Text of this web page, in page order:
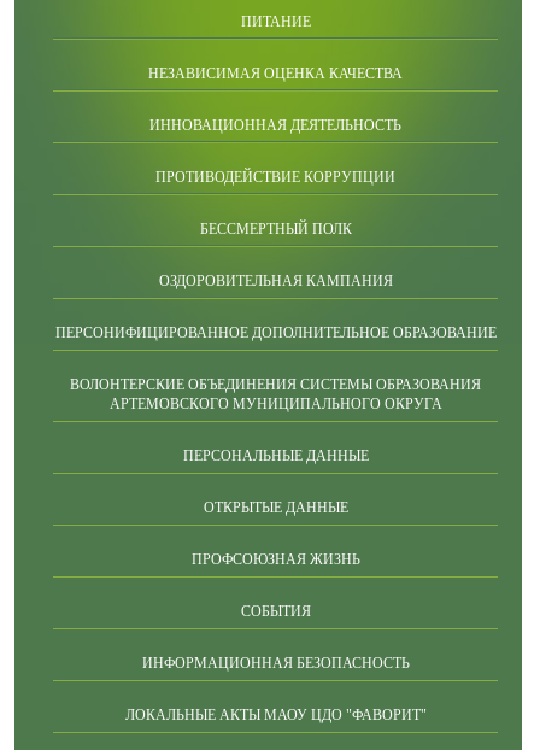
ПИТАНИЕ
НЕЗАВИСИМАЯ ОЦЕНКА КАЧЕСТВА
ИННОВАЦИОННАЯ ДЕЯТЕЛЬНОСТЬ
ПРОТИВОДЕЙСТВИЕ КОРРУПЦИИ
БЕССМЕРТНЫЙ ПОЛК
ОЗДОРОВИТЕЛЬНАЯ КАМПАНИЯ
ПЕРСОНИФИЦИРОВАННОЕ ДОПОЛНИТЕЛЬНОЕ ОБРАЗОВАНИЕ
ВОЛОНТЕРСКИЕ ОБЪЕДИНЕНИЯ СИСТЕМЫ ОБРАЗОВАНИЯ
АРТЕМОВСКОГО МУНИЦИПАЛЬНОГО ОКРУГА
ПЕРСОНАЛЬНЫЕ ДАННЫЕ
ОТКРЫТЫЕ ДАННЫЕ
ПРОФСОЮЗНАЯ ЖИЗНЬ
СОБЫТИЯ
ИНФОРМАЦИОННАЯ БЕЗОПАСНОСТЬ
ЛОКАЛЬНЫЕ АКТЫ МАОУ ЦДО "ФАВОРИТ"